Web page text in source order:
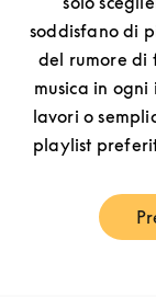
soddisfano di
del rumore di
musica in
lavori o
playlist